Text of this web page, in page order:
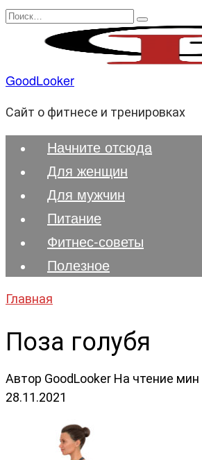
Перейти
содержанию
Search
GoodLooker
Сайт о фитнесе и тренировках
Начните отсюда
Для женщин
Для мужчин
Питание
Фитнес-советы
Полезноe
Главная
Поза голубя
Автор GoodLooker На чтение мин
28.11.2021